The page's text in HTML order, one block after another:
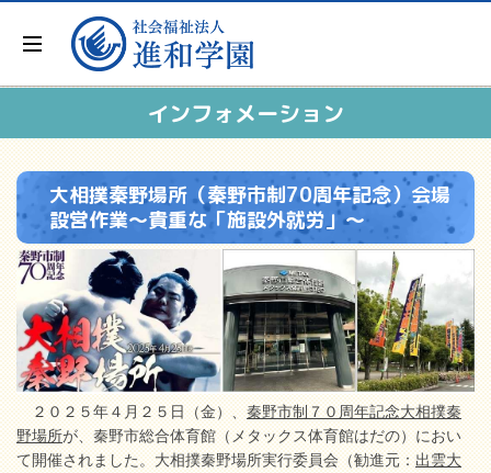
インフォメーション
大相撲秦野場所（秦野市制70周年記念）会場
設営作業～貴重な「施設外就労」～
２０２５年４月２５日（金）、秦野市制７０周年記念大相撲秦
野場所が、秦野市総合体育館（メタックス体育館はだの）におい
て開催されました。大相撲秦野場所実行委員会（勧進元：出雲大